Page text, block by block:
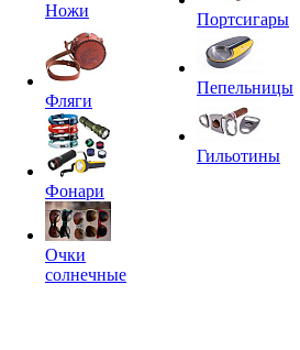
Ножи
Фляги
Фонари
Очки
солнечные
Портсигары
Пепельницы
Гильотины